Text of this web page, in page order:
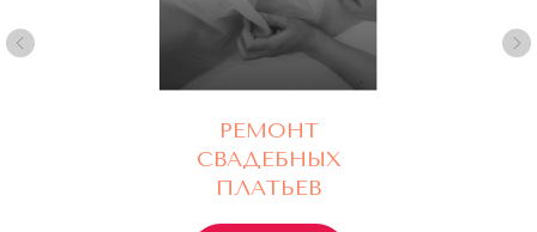
РЕМОНТ
СВАДЕБНЫХ
ПЛАТЬЕВ